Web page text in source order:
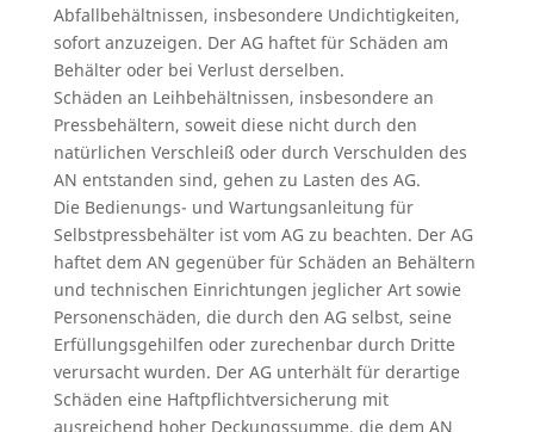
Abfallbehältnissen, insbesondere Undichtigkeiten,
sofort anzuzeigen. Der AG haftet für Schäden am
Behälter oder bei Verlust derselben.
Schäden an Leihbehältnissen, insbesondere an
Pressbehältern, soweit diese nicht durch den
natürlichen Verschleiß oder durch Verschulden des
AN entstanden sind, gehen zu Lasten des AG.
Die Bedienungs- und Wartungsanleitung für
Selbstpressbehälter ist vom AG zu beachten. Der AG
haftet dem AN gegenüber für Schäden an Behältern
und technischen Einrichtungen jeglicher Art sowie
Personenschäden, die durch den AG selbst, seine
Erfüllungsgehilfen oder zurechenbar durch Dritte
verursacht wurden. Der AG unterhält für derartige
Schäden eine Haftpflichtversicherung mit
ausreichend hoher Deckungssumme, die dem AN